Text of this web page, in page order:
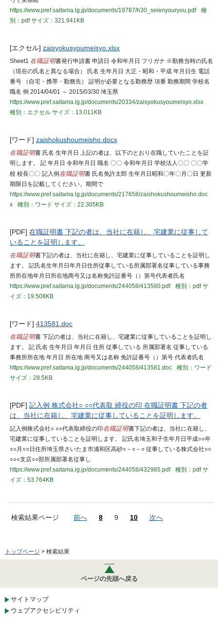
https://www.pref.saitama.lg.jp/documents/19787/h30_seienyouryou.pdf
種
別：pdfサイズ：321.941KB
[エクセル] zaisyokusyoumeisyo.xlsx
Sheet1 在職証明書発行申請書 申請日 令和年月日 フリガナ ※勤務当時の氏名
（現在の氏名と異なる場合） 氏名 生年月日 大正・昭和・平成 年月日生 電話
番号 （自宅・携帯・勤務先） 証明が必要となる勤務歴 項番 勤務期間 学校名
職名 例 2014/04/01 ～ 2015/03/30 埼玉県
https://www.pref.saitama.lg.jp/documents/20334/zaisyokusyoumeisyo.xlsx
種別：エクセル サイズ：13.011KB
[ワード] zaishokushoumeisho.docx
在職証明書 氏名 生年月日 上記の者は、以下のとおり在職していたことを証
明します。 記 年月日 令和年月日 職名 〇〇 令和年月日 学校法人〇〇 〇〇学
校 校長〇〇 記入例 在職証明書 氏名免許太郎 生年月日昭和〇年〇月〇日 更新
期限日を記載してください。期間で
https://www.pref.saitama.lg.jp/documents/217658/zaishokushoumeisho.doc
x
種別：ワード サイズ：22.305KB
[PDF] 在職証明書 下記の者は、当社に在籍し、宅建業に従事して
いることを証明します。
在職証明書下記の者は、当社に在籍し、宅建業に従事していることを証明し
ます。 記氏名生年月日年月日住所従事している所属部署名従事している事務
所所在地年月日所在地商号又は名称免許証番号（）第号代表者氏名
https://www.pref.saitama.lg.jp/documents/244058/413580.pdf
種別：pdfサ
イズ：19.508KB
[ワード] 413581.doc
在職証明書 下記の者は、当社に在籍し、宅建業に従事していることを証明し
ます。 記 氏名 生年月日 年月日 住所 従事している 所属部署名 従事している
事務所所在地 年月日 所在地 商号又は名称 免許証番号（）第号 代表者氏名
https://www.pref.saitama.lg.jp/documents/244058/413581.doc
種別：ワード
サイズ：28.5KB
[PDF] 記入例 株式会社○ ○○代表取 締役の印 在職証明書 下記の者
は、当社に在籍し、宅建業に従事していることを証明します。
記入例株式会社○ ○○代表取締役の印在職証明書下記の者は、当社に在籍し、
宅建業に従事していることを証明します。 記氏名埼玉和子生年月日平成○○年
○○月○○日住所埼玉県さいたま市浦和区高砂○－○－○ 従事している株式会社○○
○○○支店○○部所属部署名従事し
https://www.pref.saitama.lg.jp/documents/244058/432985.pdf
種別：pdfサ
イズ：53.764KB
検索結果ページ 前へ 8 9 10 次へ
トップページ > 検索結果
ページの先頭へ戻る
サイトマップ
ウェブアクセシビリティ